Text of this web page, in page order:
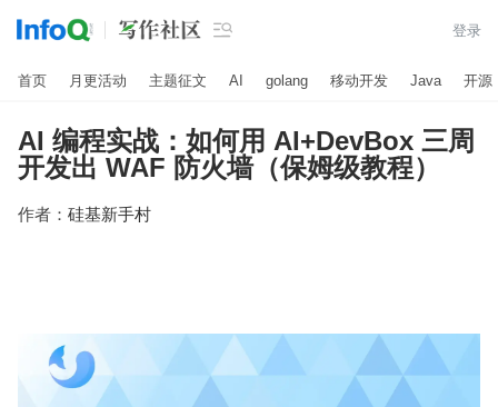
 登录
首页 月更活动 主题征文 AI golang 移动开发 Java 开源
AI 编程实战：如何用 AI+DevBox 三周
开发出 WAF 防火墙（保姆级教程）
作者： 硅基新手村